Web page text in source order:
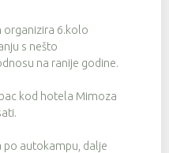
organizira 6.kolo
s nešto
na ranije godine.
kod hotela Mimoza
po autokampu, dalje